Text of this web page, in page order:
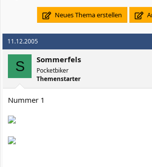
Neues Thema erstellen
11.12.2005
S Sommerfels
Pocketbiker
Themenstarter
Nummer 1